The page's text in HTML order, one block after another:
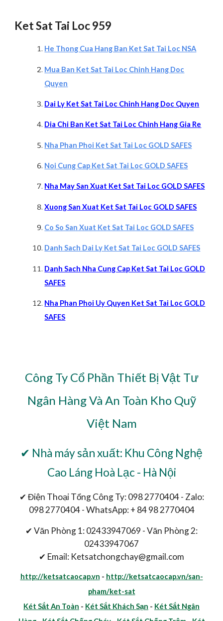
Ket Sat Tai Loc 959
He Thong Cua Hang Ban Ket Sat Tai Loc NSA
Mua Ban Ket Sat Tai Loc Chinh Hang Doc
Quyen
Dai Ly Ket Sat Tai Loc Chinh Hang Doc Quyen
Dia Chi Ban Ket Sat Tai Loc Chinh Hang Gia Re
Nha Phan Phoi Ket Sat Tai Loc GOLD SAFES
Noi Cung Cap Ket Sat Tai Loc GOLD SAFES
Nha May San Xuat Ket Sat Tai Loc GOLD SAFES
Xuong San Xuat Ket Sat Tai Loc GOLD SAFES
Co So San Xuat Ket Sat Tai Loc GOLD SAFES
Danh Sach Dai Ly Ket Sat Tai Loc GOLD SAFES
Danh Sach Nha Cung Cap Ket Sat Tai Loc GOLD
SAFES
Nha Phan Phoi Uy Quyen Ket Sat Tai Loc GOLD
SAFES
Công Ty Cổ Phần Thiết Bị Vật Tư
Ngân Hàng Và An Toàn Kho Quỹ
Việt Nam
✔ Nhà máy sản xuất: Khu Công Nghệ
Cao Láng Hoà Lạc - Hà Nội
✔ Điện Thoại Tổng Công Ty: 098 2770404 - Zalo:
098 2770404 - WhatsApp: + 84 98 2770404
✔ Văn Phòng 1: 02433947069 - Văn Phòng 2:
02433947067
✔ Email: Ketsatchongchay@gmail.com
http://ketsatcaocap.vn - http://ketsatcaocap.vn/san-
pham/ket-sat
Két Sắt An Toàn - Két Sắt Khách Sạn - Két Sắt Ngân